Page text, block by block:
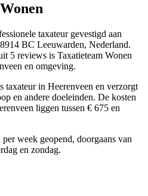
taxateur gevestigd aan
BC Leeuwarden, Nederland.
5 reviews is Taxatieteam Wonen
en omgeving.
taxateur in Heerenveen en verzorgt
en andere doeleinden. De kosten
liggen tussen € 675 en
week geopend, doorgaans van
en zondag.